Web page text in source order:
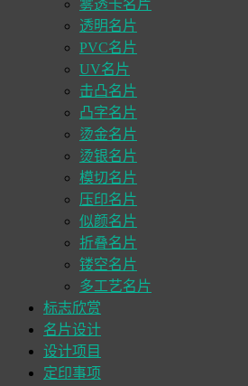
雾透卡名片
透明名片
PVC名片
UV名片
击凸名片
凸字名片
烫金名片
烫银名片
模切名片
压印名片
似颜名片
折叠名片
镂空名片
多工艺名片
标志欣赏
名片设计
设计项目
定印事项